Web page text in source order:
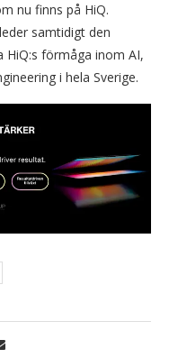
nu finns på HiQ.
samtidigt den
HiQ:s förmåga inom AI,
i hela Sverige.